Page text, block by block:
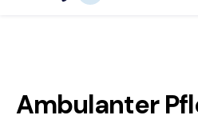
Ambulanter